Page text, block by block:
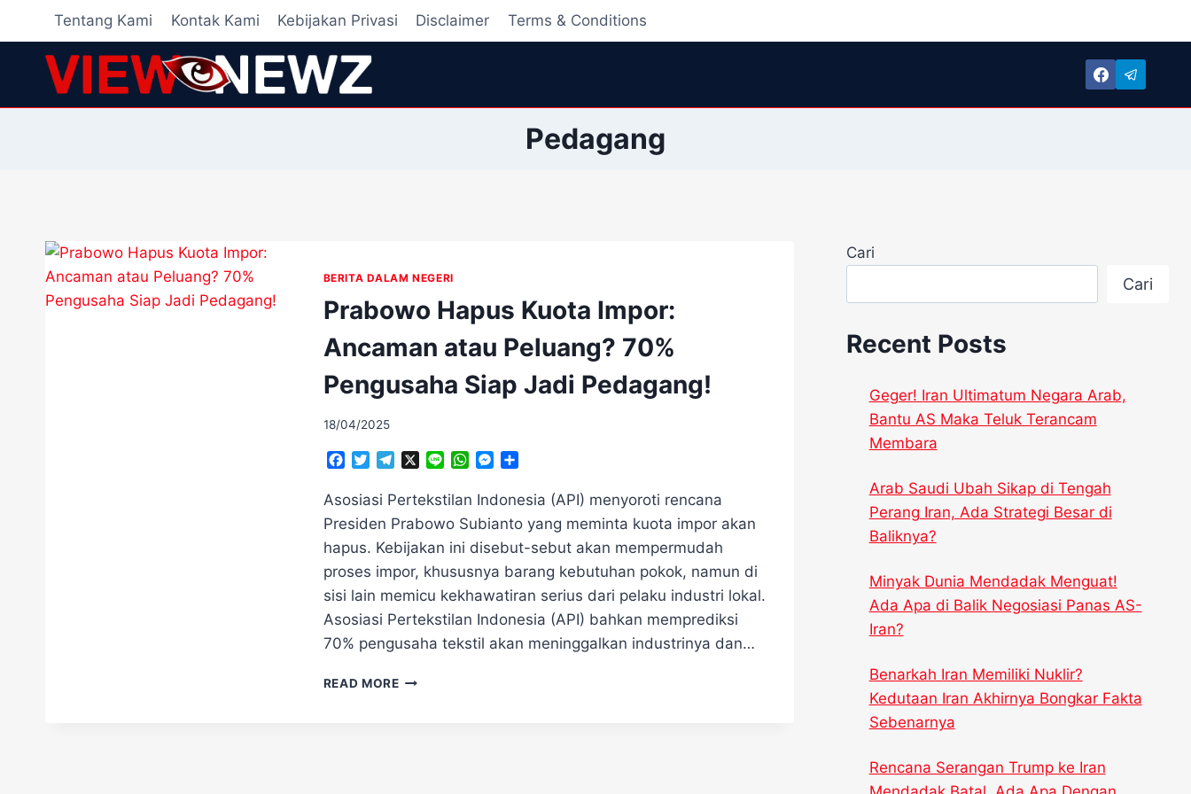
content
Tentang Kami Kontak Kami Kebijakan Privasi Disclaimer Terms & Conditions
Pedagang
BERITA DALAM NEGERI
Prabowo Hapus Kuota Impor:
Ancaman atau Peluang? 70%
Pengusaha Siap Jadi Pedagang!
18/04/2025
Facebook
TwitterTelegramLine WhatsAppMessenger
Asosiasi Pertekstilan Indonesia (API) menyoroti rencana
Presiden Prabowo Subianto yang meminta kuota impor akan
hapus. Kebijakan ini disebut-sebut akan mempermudah
proses impor, khususnya barang kebutuhan pokok, namun di
sisi lain memicu kekhawatiran serius dari pelaku industri lokal.
Asosiasi Pertekstilan Indonesia (API) bahkan memprediksi
70% pengusaha tekstil akan meninggalkan industrinya dan…
READ MOREPRABOWO
Cari
Cari
Recent Posts
Geger! Iran Ultimatum Negara Arab,
Bantu AS Maka Teluk Terancam
Membara
Arab Saudi Ubah Sikap di Tengah
Perang Iran, Ada Strategi Besar di
Baliknya?
Minyak Dunia Mendadak Menguat!
Ada Apa di Balik Negosiasi Panas AS-
Iran?
Benarkah Iran Memiliki Nuklir?
Kedutaan Iran Akhirnya Bongkar Fakta
Sebenarnya
Rencana Serangan Trump ke Iran